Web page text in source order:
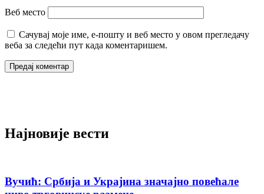
Веб место
Сачувај моје име, е-пошту и веб место у овом прегледачу
веба за следећи пут када коментаришем.
Најновије вести
Вучић: Србија и Украјина значајно повећале